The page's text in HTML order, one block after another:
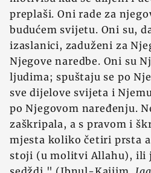
preplaši. Oni rade za
budućem svijetu. Oni su,
izaslanici, zaduženi za
Njegove naredbe. Oni su
ljudima; spuštaju se po
sve dijelove svijeta i
po Njegovom naređenju.
zaškripala, a s pravom i
mjesta koliko četiri prsta
stoji (u molitvi Allahu), ili